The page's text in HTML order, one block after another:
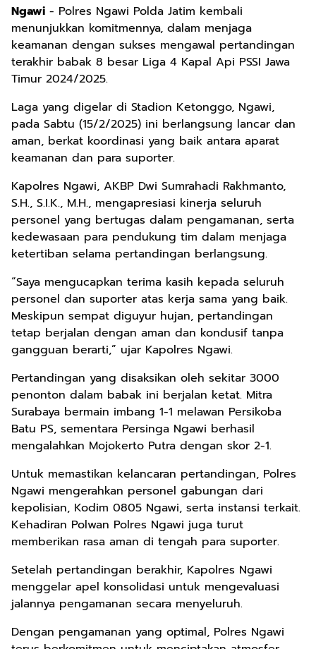
Ngawi - Polres Ngawi Polda Jatim kembali
menunjukkan komitmennya, dalam menjaga
keamanan dengan sukses mengawal pertandingan
terakhir babak 8 besar Liga 4 Kapal Api PSSI Jawa
Timur 2024/2025.
Laga yang digelar di Stadion Ketonggo, Ngawi,
pada Sabtu (15/2/2025) ini berlangsung lancar dan
aman, berkat koordinasi yang baik antara aparat
keamanan dan para suporter.
Kapolres Ngawi, AKBP Dwi Sumrahadi Rakhmanto,
S.H., S.I.K., M.H., mengapresiasi kinerja seluruh
personel yang bertugas dalam pengamanan, serta
kedewasaan para pendukung tim dalam menjaga
ketertiban selama pertandingan berlangsung.
“Saya mengucapkan terima kasih kepada seluruh
personel dan suporter atas kerja sama yang baik.
Meskipun sempat diguyur hujan, pertandingan
tetap berjalan dengan aman dan kondusif tanpa
gangguan berarti,” ujar Kapolres Ngawi.
Pertandingan yang disaksikan oleh sekitar 3000
penonton dalam babak ini berjalan ketat. Mitra
Surabaya bermain imbang 1-1 melawan Persikoba
Batu PS, sementara Persinga Ngawi berhasil
mengalahkan Mojokerto Putra dengan skor 2-1.
Untuk memastikan kelancaran pertandingan, Polres
Ngawi mengerahkan personel gabungan dari
kepolisian, Kodim 0805 Ngawi, serta instansi terkait.
Kehadiran Polwan Polres Ngawi juga turut
memberikan rasa aman di tengah para suporter.
Setelah pertandingan berakhir, Kapolres Ngawi
menggelar apel konsolidasi untuk mengevaluasi
jalannya pengamanan secara menyeluruh.
Dengan pengamanan yang optimal, Polres Ngawi